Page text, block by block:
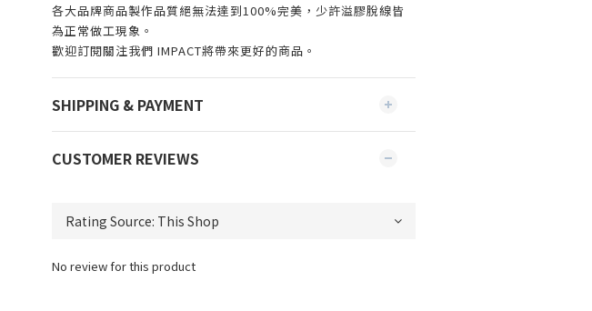
各大品牌商品製作品質絕無法達到100%完美，少許溢膠脫線皆
為正常做工現象。
歡迎訂閱關注我們 IMPACT將帶來更好的商品。
SHIPPING & PAYMENT
CUSTOMER REVIEWS
No review for this product